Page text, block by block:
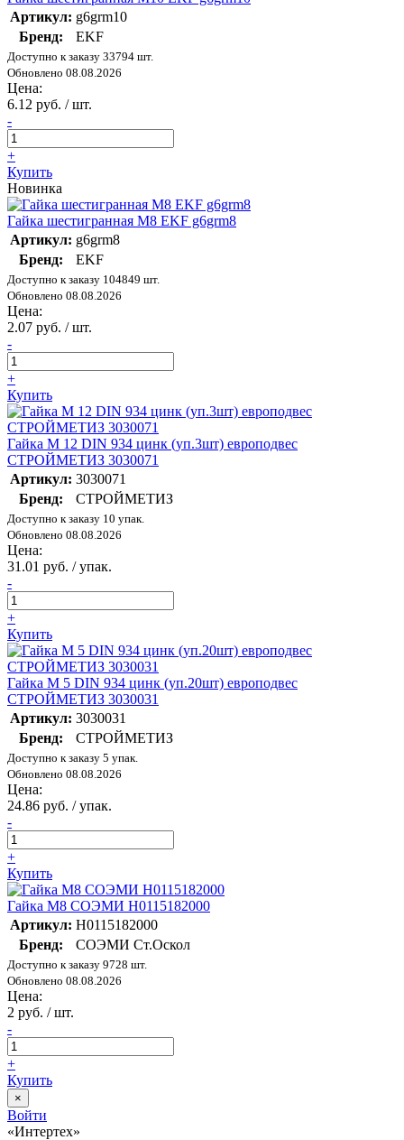
Артикул: g6grm10
Бренд:
EKF
Доступно к заказу 33794 шт.
Обновлено 08.08.2026
Цена:
6.12 руб. / шт.
-
+
Купить
Новинка
Гайка шестигранная М8 EKF g6grm8
Артикул: g6grm8
Бренд:
EKF
Доступно к заказу 104849 шт.
Обновлено 08.08.2026
Цена:
2.07 руб. / шт.
-
+
Купить
Гайка М 12 DIN 934 цинк (уп.3шт) европодвес
СТРОЙМЕТИЗ 3030071
Артикул: 3030071
Бренд:
СТРОЙМЕТИЗ
Доступно к заказу 10 упак.
Обновлено 08.08.2026
Цена:
31.01 руб. / упак.
-
+
Купить
Гайка М 5 DIN 934 цинк (уп.20шт) европодвес
СТРОЙМЕТИЗ 3030031
Артикул: 3030031
Бренд:
СТРОЙМЕТИЗ
Доступно к заказу 5 упак.
Обновлено 08.08.2026
Цена:
24.86 руб. / упак.
-
+
Купить
Гайка М8 СОЭМИ Н0115182000
Артикул: Н0115182000
Бренд:
СОЭМИ Ст.Оскол
Доступно к заказу 9728 шт.
Обновлено 08.08.2026
Цена:
2 руб. / шт.
-
+
Купить
×
Войти
«Интертех»